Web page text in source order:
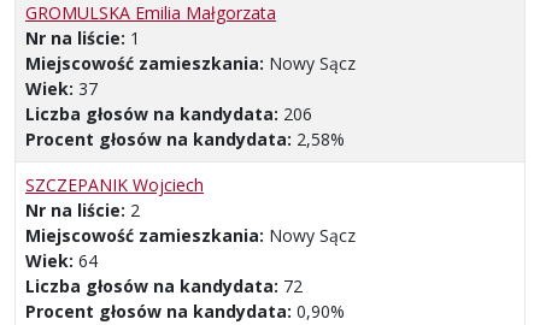
GROMULSKA Emilia Małgorzata
Nr na liście: 1
Miejscowość zamieszkania: Nowy Sącz
Wiek: 37
Liczba głosów na kandydata: 206
Procent głosów na kandydata: 2,58%
SZCZEPANIK Wojciech
Nr na liście: 2
Miejscowość zamieszkania: Nowy Sącz
Wiek: 64
Liczba głosów na kandydata: 72
Procent głosów na kandydata: 0,90%